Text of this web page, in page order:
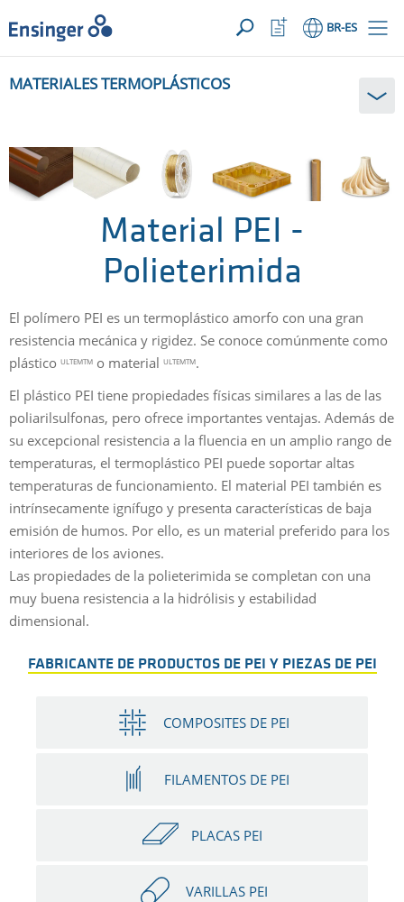
SUA SOLICITAÇÃO ({{productCount}} Products)
ABRIR
Início BR-ES
Abrir
lista
de
quéMATERIALES TERMOPLÁSTICOS
Material PEI -
Polieterimida
El polímero PEI es un termoplástico amorfo con una gran
resistencia mecánica y rigidez. Se conoce comúnmente como
plástico ULTEMTM o material ULTEMTM.
El plástico PEI tiene propiedades físicas similares a las de las
poliarilsulfonas, pero ofrece importantes ventajas. Además de
su excepcional resistencia a la fluencia en un amplio rango de
temperaturas, el termoplástico PEI puede soportar altas
temperaturas de funcionamiento. El material PEI también es
intrínsecamente ignífugo y presenta características de baja
emisión de humos. Por ello, es un material preferido para los
interiores de los aviones.
Las propiedades de la polieterimida se completan con una
muy buena resistencia a la hidrólisis y estabilidad
dimensional.
FABRICANTE DE PRODUCTOS DE PEI Y PIEZAS DE PEI
COMPOSITES DE PEI
FILAMENTOS DE PEI
PLACAS PEI
VARILLAS PEI